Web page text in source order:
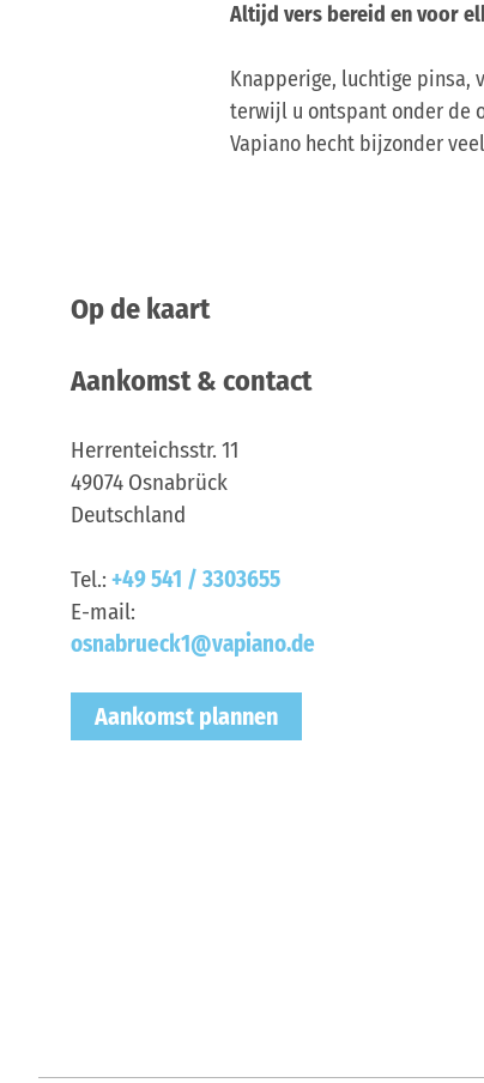
Altijd vers bereid en voor
Knapperige, luchtige pinsa,
terwijl u ontspant onder de
Vapiano hecht bijzonder
Op de kaart
Aankomst & contact
Herrenteichsstr. 11
49074 Osnabrück
Deutschland
Tel.: +49 541 / 3303655
E-mail:
osnabrueck1@vapiano.de
Aankomst plannen